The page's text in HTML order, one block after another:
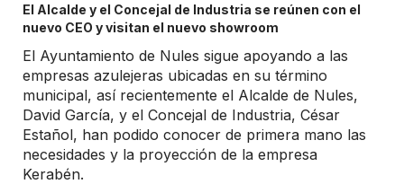
El Alcalde y el Concejal de Industria se reúnen con el
nuevo CEO y visitan el nuevo showroom
El Ayuntamiento de Nules sigue apoyando a las
empresas azulejeras ubicadas en su término
municipal, así recientemente el Alcalde de Nules,
David García, y el Concejal de Industria, César
Estañol, han podido conocer de primera mano las
necesidades y la proyección de la empresa
Kerabén.